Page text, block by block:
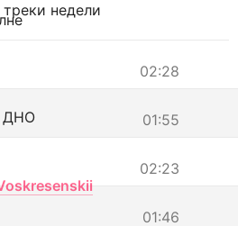
недели
02:28
01:55
ДНО
02:23
01:46